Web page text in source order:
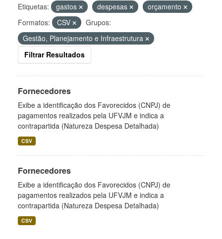
Etiquetas: gastos despesas
orçamento
Formatos:
CSV
Grupos:
Gestão, Planejamento e Infraestrutura
Filtrar Resultados
Fornecedores
Exibe a identificação dos Favorecidos (CNPJ) de
pagamentos realizados pela UFVJM e indica a
contrapartida (Natureza Despesa Detalhada)
CSV
Fornecedores
Exibe a identificação dos Favorecidos (CNPJ) de
pagamentos realizados pela UFVJM e indica a
contrapartida (Natureza Despesa Detalhada)
CSV